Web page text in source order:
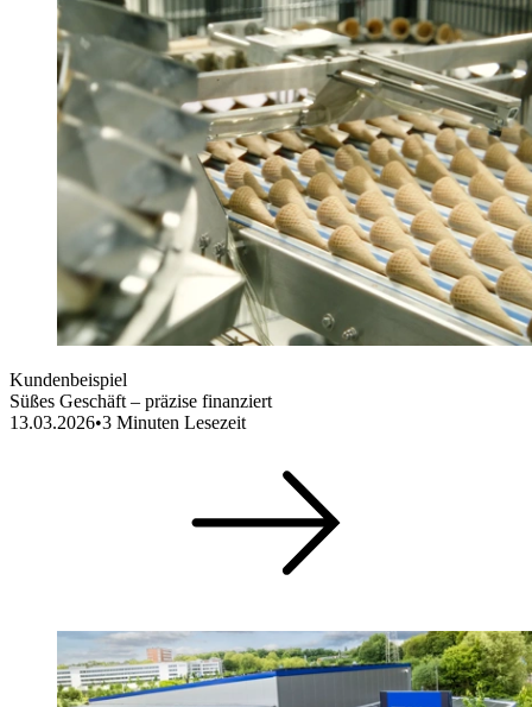
Kundenbeispiel
Süßes Geschäft – präzise finanziert
13.03.2026•3 Minuten Lesezeit